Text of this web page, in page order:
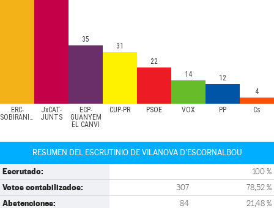
ERC-
SOBIRANISTES
JxCAT-
JUNTS
ECP-
GUANYEM
EL CANVI
CUP-PR PSOE VOX PP Cs
35
31
22
14
12
4
RESUMEN DEL ESCRUTINIO DE VILANOVA D'ESCORNALBOU
Escrutado: 100 %
Votos contabilizados: 307 78,52 %
Abstenciones: 84 21,48 %